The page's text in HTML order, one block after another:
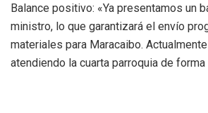
Balance positivo: «Ya presentamos un
ministro, lo que garantizará el envío
materiales para Maracaibo.
atendiendo la cuarta parroquia de forma